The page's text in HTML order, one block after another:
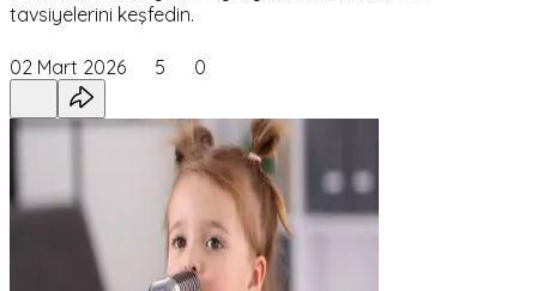
tavsiyelerini keşfedin.
02 Mart 2026 5 0